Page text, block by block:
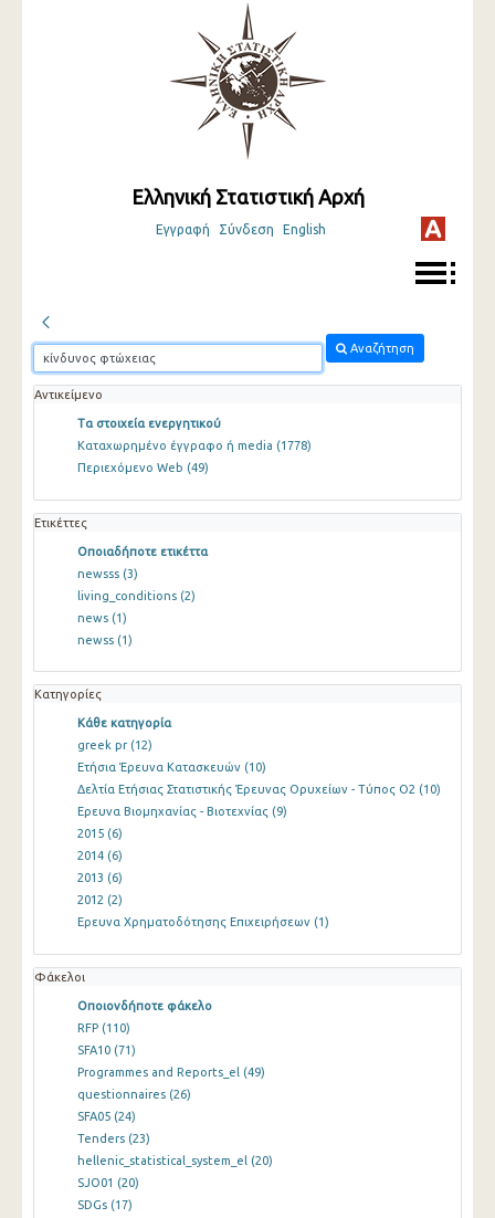
Ελληνική Στατιστική Αρχή
Εγγραφή Σύνδεση English
Αναζήτηση
Αντικείμενο
Τα στοιχεία ενεργητικού
Καταχωρημένο έγγραφο ή media (1778)
Περιεχόμενο Web (49)
Ετικέττες
Οποιαδήποτε ετικέττα
newsss (3)
living_conditions (2)
news (1)
newss (1)
Κατηγορίες
Κάθε κατηγορία
greek pr (12)
Ετήσια Έρευνα Κατασκευών (10)
Δελτία Ετήσιας Στατιστικής Έρευνας Ορυχείων - Τύπος Ο2 (10)
Ερευνα Βιομηχανίας - Βιοτεχνίας (9)
2015 (6)
2014 (6)
2013 (6)
2012 (2)
Ερευνα Χρηματοδότησης Επιχειρήσεων (1)
Φάκελοι
Οποιονδήποτε φάκελο
RFP (110)
SFA10 (71)
Programmes and Reports_el (49)
questionnaires (26)
SFA05 (24)
Tenders (23)
hellenic_statistical_system_el (20)
SJO01 (20)
SDGs (17)